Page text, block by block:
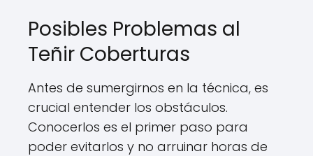
Posibles Problemas al
Teñir Coberturas
Antes de sumergirnos en la técnica, es
crucial entender los obstáculos.
Conocerlos es el primer paso para
poder evitarlos y no arruinar horas de